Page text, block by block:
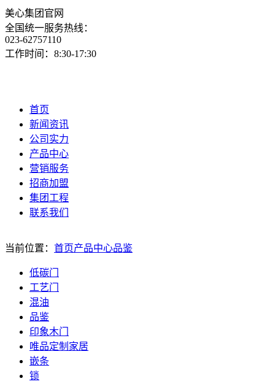
美心集团官网
全国统一服务热线：
023-62757110
工作时间：8:30-17:30
首页
新闻资讯
公司实力
产品中心
营销服务
招商加盟
集团工程
联系我们
当前位置： 首页产品中心品鉴
低碳门
工艺门
混油
品鉴
印象木门
唯品定制家居
嵌条
锁